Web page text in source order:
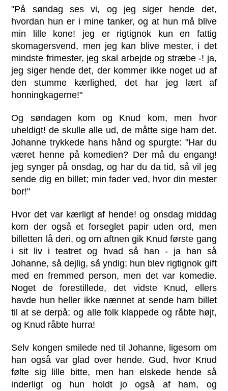
"På søndag ses vi, og jeg siger hende det,
hvordan hun er i mine tanker, og at hun må blive
min lille kone! jeg er rigtignok kun en fattig
skomagersvend, men jeg kan blive mester, i det
mindste frimester, jeg skal arbejde og stræbe -! ja,
jeg siger hende det, der kommer ikke noget ud af
den stumme kærlighed, det har jeg lært af
honningkagerne!"
Og søndagen kom og Knud kom, men hvor
uheldigt! de skulle alle ud, de måtte sige ham det.
Johanne trykkede hans hånd og spurgte: "Har du
været henne på komedien? Der må du engang!
jeg synger på onsdag, og har du da tid, så vil jeg
sende dig en billet; min fader ved, hvor din mester
bor!"
Hvor det var kærligt af hende! og onsdag middag
kom der også et forseglet papir uden ord, men
billetten lå deri, og om aftnen gik Knud første gang
i sit liv i teatret og hvad så han - ja han så
Johanne, så dejlig, så yndig; hun blev rigtignok gift
med en fremmed person, men det var komedie.
Noget de forestillede, det vidste Knud, ellers
havde hun heller ikke nænnet at sende ham billet
til at se derpå; og alle folk klappede og råbte højt,
og Knud råbte hurra!
Selv kongen smilede ned til Johanne, ligesom om
han også var glad over hende. Gud, hvor Knud
følte sig lille bitte, men han elskede hende så
inderligt og hun holdt jo også af ham, og